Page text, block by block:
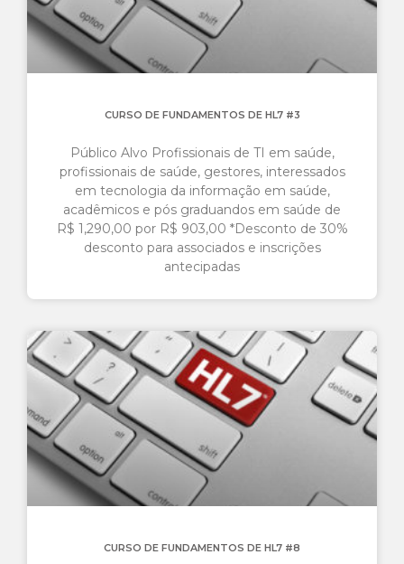
CURSO DE FUNDAMENTOS DE HL7 #3
Público Alvo Profissionais de TI em saúde,
profissionais de saúde, gestores, interessados
em tecnologia da informação em saúde,
acadêmicos e pós graduandos em saúde de
R$ 1,290,00 por R$ 903,00 *Desconto de 30%
desconto para associados e inscrições
antecipadas
CURSO DE FUNDAMENTOS DE HL7 #8